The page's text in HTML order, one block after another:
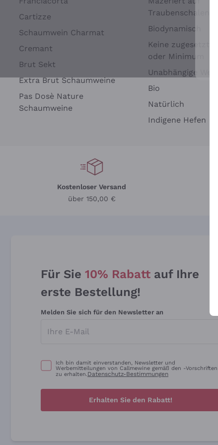
Cartizze
Schaumwein Charmat
Cremant
Brut Sekt
Extra Brut Schaumweine
Pas Dosè Nature
Schaumweine
Traubenschalen
Biodynamisch
Keine
oder Minimum
Unabhängige
Bio
Natürlich
Indigene Hefen
Kostenloser Versand
über 150,00 €
Für Sie 10% Rabatt auf Ihre
erste Bestellung!
Melden Sie sich für den Newsletter an
Ich bin damit einverstanden, Newsletter und
Werbemitteilungen von Callmewine gemäß den -Vorschriften
zu erhalten.Datenschutz-Bestimmungen
Erhalten Sie den Rabatt!